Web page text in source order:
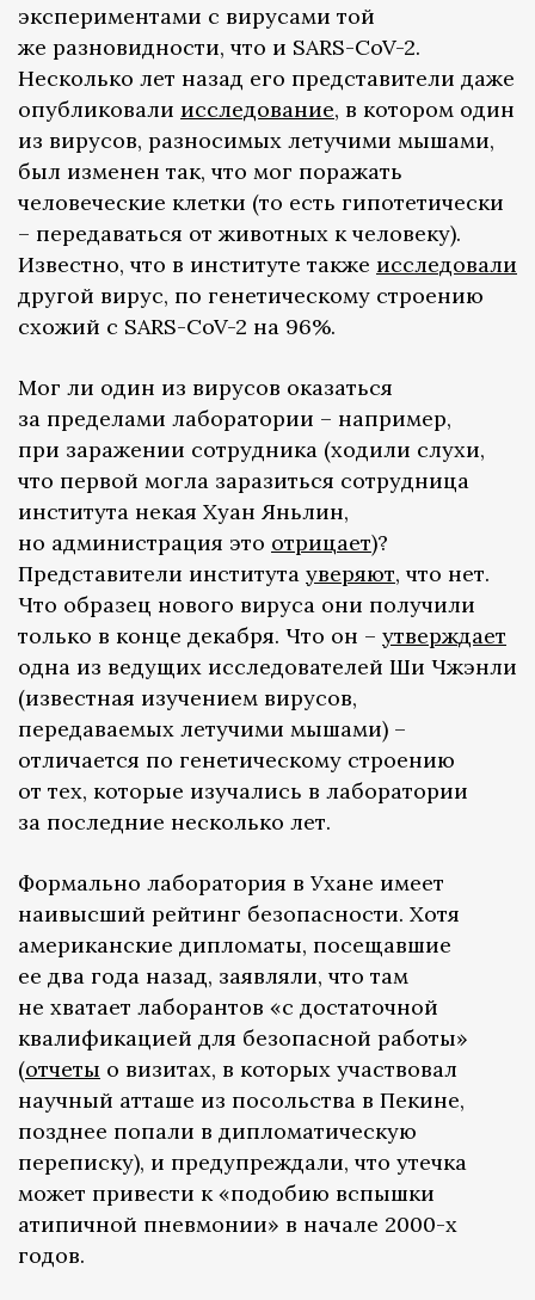
экспериментами с вирусами той
же разновидности, что и SARS-CoV-2.
Несколько лет назад его представители даже
опубликовали исследование, в котором один
из вирусов, разносимых летучими мышами,
был изменен так, что мог поражать
человеческие клетки (то есть гипотетически
– передаваться от животных к человеку).
Известно, что в институте также исследовали
другой вирус, по генетическому строению
схожий с SARS-CoV-2 на 96%.
Мог ли один из вирусов оказаться
за пределами лаборатории – например,
при заражении сотрудника (ходили слухи,
что первой могла заразиться сотрудница
института некая Хуан Яньлин,
но администрация это отрицает)?
Представители института уверяют, что нет.
Что образец нового вируса они получили
только в конце декабря. Что он – утверждает
одна из ведущих исследователей Ши Чжэнли
(известная изучением вирусов,
передаваемых летучими мышами) –
отличается по генетическому строению
от тех, которые изучались в лаборатории
за последние несколько лет.
Формально лаборатория в Ухане имеет
наивысший рейтинг безопасности. Хотя
американские дипломаты, посещавшие
ее два года назад, заявляли, что там
не хватает лаборантов «с достаточной
квалификацией для безопасной работы»
(отчеты о визитах, в которых участвовал
научный атташе из посольства в Пекине,
позднее попали в дипломатическую
переписку), и предупреждали, что утечка
может привести к «подобию вспышки
атипичной пневмонии» в начале 2000-х
годов.